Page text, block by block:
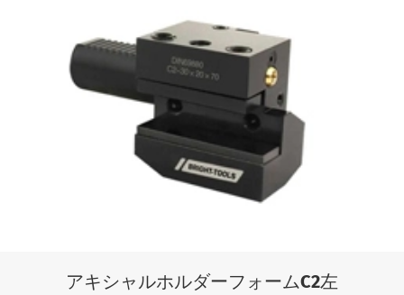
アキシャルホルダーフォームC2左